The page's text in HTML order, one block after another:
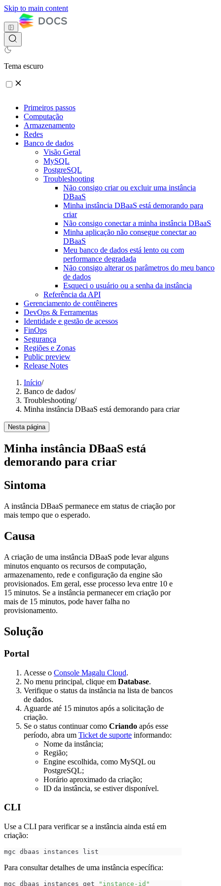
Skip to main content
Tema escuro
Primeiros passos
Computação
Armazenamento
Redes
Banco de dados
Visão Geral
MySQL
PostgreSQL
Troubleshooting
Não consigo criar ou excluir uma instância
DBaaS
Minha instância DBaaS está demorando para
criar
Não consigo conectar a minha instância DBaaS
Minha aplicação não consegue conectar ao
DBaaS
Meu banco de dados está lento ou com
performance degradada
Não consigo alterar os parâmetros do meu banco
de dados
Esqueci o usuário ou a senha da instância
Referência da API
Gerenciamento de contêineres
DevOps & Ferramentas
Identidade e gestão de acessos
FinOps
Segurança
Regiões e Zonas
Public preview
Release Notes
Início/
Banco de dados/
Troubleshooting/
Minha instância DBaaS está demorando para criar
Nesta página
Minha instância DBaaS está
demorando para criar
Sintoma
A instância DBaaS permanece em status de criação por
mais tempo que o esperado.
Causa
A criação de uma instância DBaaS pode levar alguns
minutos enquanto os recursos de computação,
armazenamento, rede e configuração da engine são
provisionados. Em geral, esse processo leva entre 10 e
15 minutos. Se a instância permanecer em criação por
mais de 15 minutos, pode haver falha no
provisionamento.
Solução
Portal
Acesse o Console Magalu Cloud.
No menu principal, clique em Database.
Verifique o status da instância na lista de bancos
de dados.
Aguarde até 15 minutos após a solicitação de
criação.
Se o status continuar como Criando após esse
período, abra um Ticket de suporte informando:
Nome da instância;
Região;
Engine escolhida, como MySQL ou
PostgreSQL;
Horário aproximado da criação;
ID da instância, se estiver disponível.
CLI
Use a CLI para verificar se a instância ainda está em
criação:
mgc dbaas instances list
Para consultar detalhes de uma instância específica:
mgc dbaas instances get "instance-id"